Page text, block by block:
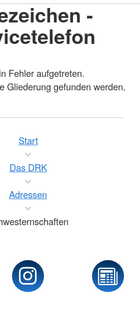
-
Fehler aufgetreten.
Gliederung gefunden werden.
Start
Das DRK
Adressen